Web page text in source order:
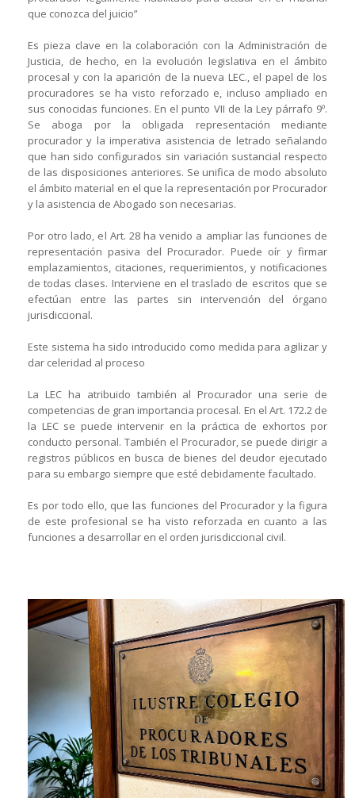
que conozca del juicio”
Es pieza clave en la colaboración con la Administración de
Justicia, de hecho, en la evolución legislativa en el ámbito
procesal y con la aparición de la nueva LEC., el papel de los
procuradores se ha visto reforzado e, incluso ampliado en
sus conocidas funciones. En el punto VII de la Ley párrafo 9º.
Se aboga por la obligada representación mediante
procurador y la imperativa asistencia de letrado señalando
que han sido configurados sin variación sustancial respecto
de las disposiciones anteriores. Se unifica de modo absoluto
el ámbito material en el que la representación por Procurador
y la asistencia de Abogado son necesarias.
Por otro lado, el Art. 28 ha venido a ampliar las funciones de
representación pasiva del Procurador. Puede oír y firmar
emplazamientos, citaciones, requerimientos, y notificaciones
de todas clases. Interviene en el traslado de escritos que se
efectúan entre las partes sin intervención del órgano
jurisdiccional.
Este sistema ha sido introducido como medida para agilizar y
dar celeridad al proceso
La LEC ha atribuido también al Procurador una serie de
competencias de gran importancia procesal. En el Art. 172.2 de
la LEC se puede intervenir en la práctica de exhortos por
conducto personal. También el Procurador, se puede dirigir a
registros públicos en busca de bienes del deudor ejecutado
para su embargo siempre que esté debidamente facultado.
Es por todo ello, que las funciones del Procurador y la figura
de este profesional se ha visto reforzada en cuanto a las
funciones a desarrollar en el orden jurisdiccional civil.